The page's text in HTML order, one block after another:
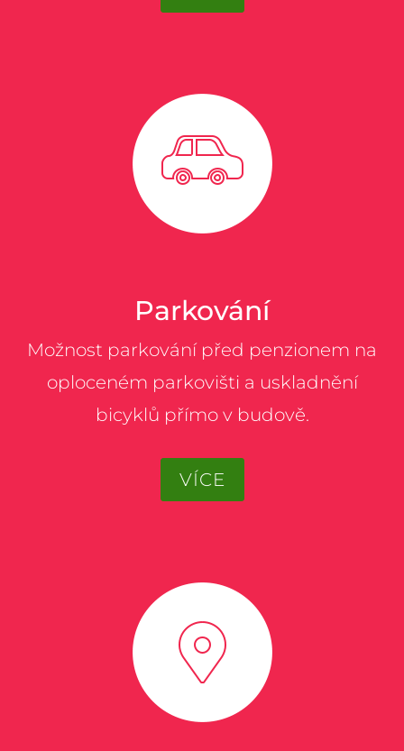
Parkování
Možnost parkování před penzionem na
oploceném parkovišti a uskladnění
bicyklů přímo v budově.
VÍCE